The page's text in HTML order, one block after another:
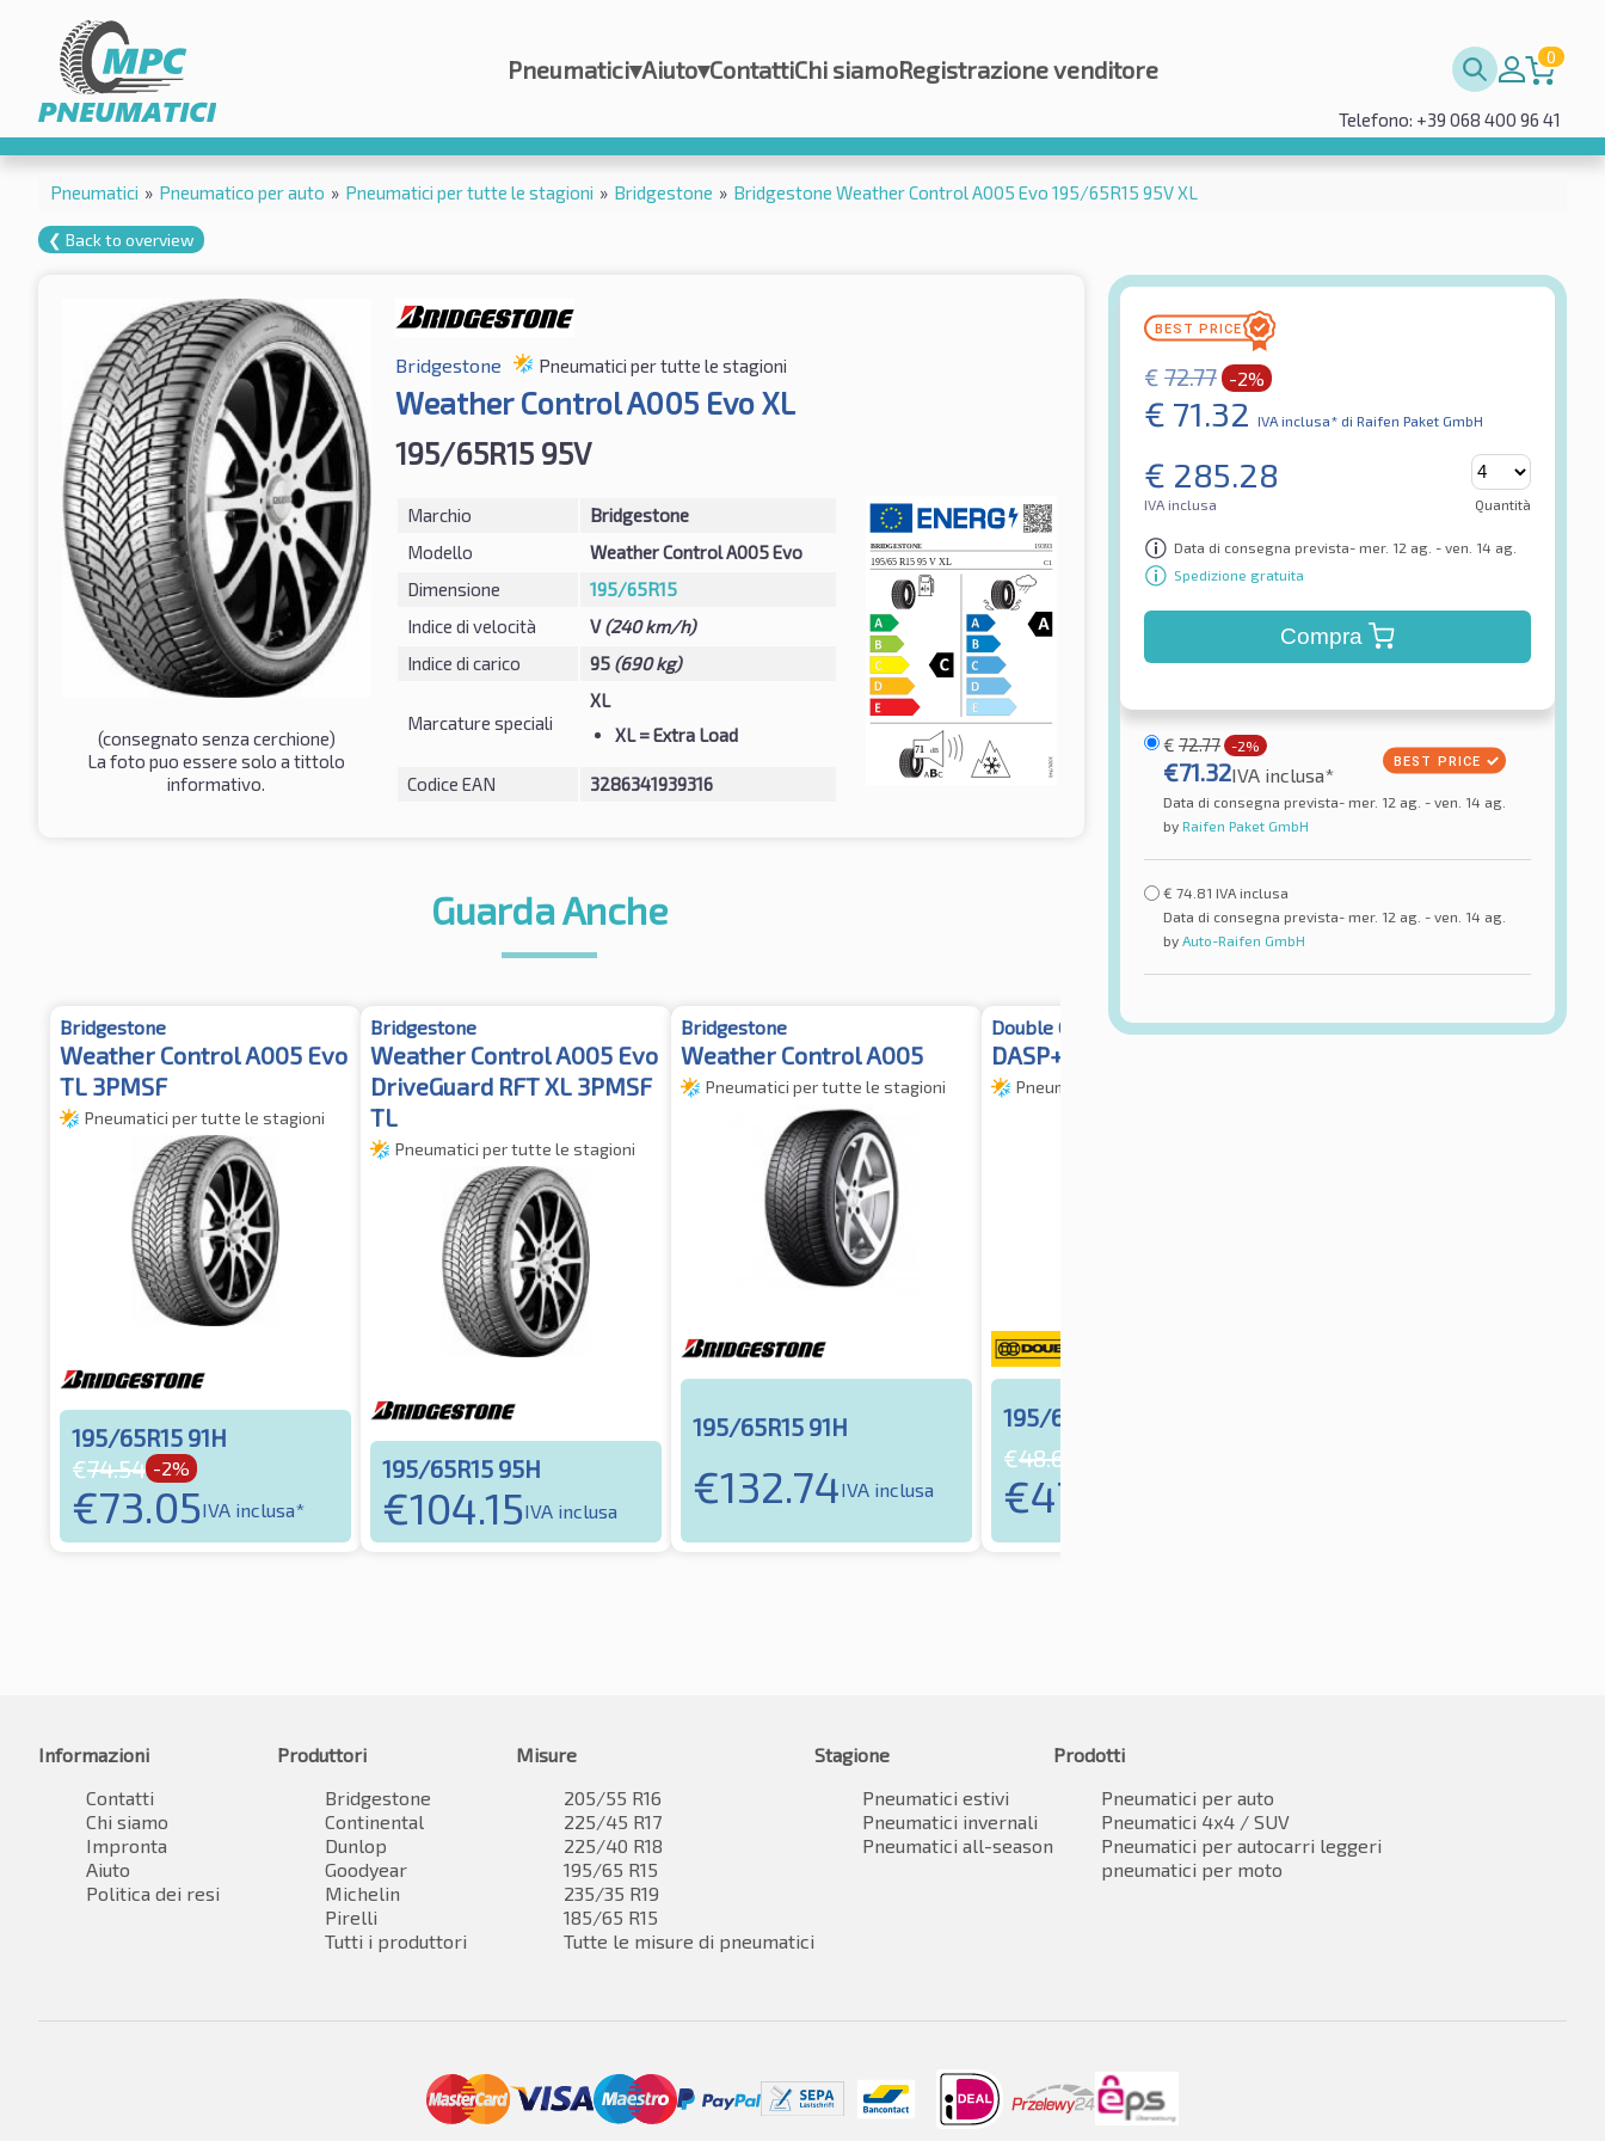
Pneumatici▾Aiuto▾ContattiChi siamoRegistrazione venditore 0
Telefono: +39 068 400 96 41
Pneumatici » Pneumatico per auto » Pneumatici per tutte le stagioni » Bridgestone » Bridgestone Weather Control A005 Evo 195/65R15 95V XL
❮ Back to overview
(consegnato senza cerchione)
La foto puo essere solo a tittolo
informativo.
Bridgestone Pneumatici per tutte le stagioni
Weather Control A005 Evo XL
195/65R15 95V
Marchio
Bridgestone
Modello
Weather Control A005 Evo
Dimensione
195/65R15
Indice di velocità
V(240 km/h)
Indice di carico
95 (690 kg)
Marcature speciali
XL
XL= Extra Load
Codice EAN 3286341939316
€ 72.77 -2%
€ 71.32 IVA inclusa* di Raifen Paket GmbH
€ 285.28
IVA inclusa Quantità
Data di consegna prevista- mer. 12 ag. - ven. 14 ag.
Spedizione gratuita
Compra
€ 72.77 -2%
€71.32IVA inclusa*
Data di consegna prevista- mer. 12 ag. - ven. 14 ag.
by Raifen Paket GmbH
€ 74.81 IVA inclusa
Data di consegna prevista- mer. 12 ag. - ven. 14 ag.
by Auto-Raifen GmbH
Guarda Anche
Bridgestone
Weather Control A005 Evo
TL 3PMSF
Pneumatici per tutte le stagioni
195/65R15 91H
€74.54 -2%
€73.05IVA inclusa*
Bridgestone
Weather Control A005 Evo
DriveGuard RFT XL 3PMSF
TL
Pneumatici per tutte le stagioni
195/65R15 95H
€104.15IVA inclusa
Bridgestone
Weather Control A005
Pneumatici per tutte le stagioni
195/65R15 91H
€132.74IVA inclusa
Double Coin
DASP+ TL XL
Pneumatici per tutte le stagioni
195/65R15 95V
€48.65
€47.69
Arivo
Informazioni
Contatti
Chi siamo
Impronta
Aiuto
Politica dei resi
Produttori
Bridgestone
Continental
Dunlop
Goodyear
Michelin
Pirelli
Tutti i produttori
Misure
205/55 R16
225/45 R17
225/40 R18
195/65 R15
235/35 R19
185/65 R15
Tutte le misure di pneumatici
Stagione
Pneumatici estivi
Pneumatici invernali
Pneumatici all-season
Prodotti
Pneumatici per auto
Pneumatici 4x4 / SUV
Pneumatici per autocarri leggeri
pneumatici per moto